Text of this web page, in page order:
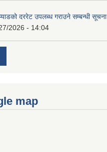
दररेट उपलब्ध गराउने सम्बन्धी सूचना
2026 - 14:04
map